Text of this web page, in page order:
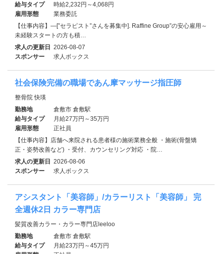
給与タイプ
時給2,232円～4,068円
雇用形態
業務委託
【仕事内容】―[”セラピスト”さんを募集中]. Raffine Group”の安心雇用～
未経験スタートの方も積…
求人の更新日 2026-08-07
スポンサー
求人ボックス
社会保険完備の職場であん摩マッサージ指圧師
整骨院 快瑛
勤務地
倉敷市 倉敷駅
給与タイプ
月給27万円～35万円
雇用形態
正社員
【仕事内容】店舗へ来院される患者様の施術業務全般 ・施術(骨盤矯
正・姿勢改善など) ・受付、カウンセリング対応 ・院…
求人の更新日 2026-08-06
スポンサー
求人ボックス
アシスタント「美容師」/カラーリスト「美容師」 完
全週休2日 カラー専門店
髪質改善カラー・カラー専門店leeloo
勤務地
倉敷市 倉敷駅
給与タイプ
月給23万円～45万円